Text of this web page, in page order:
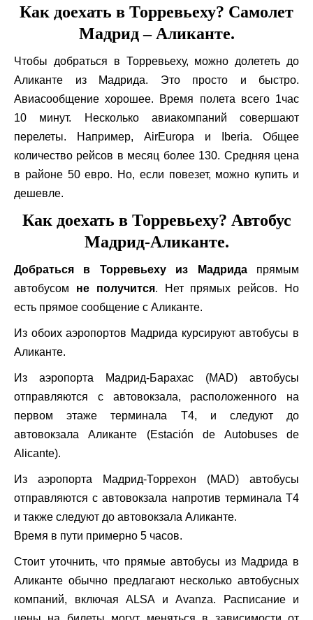
Как доехать в Торревьеху? Самолет
Мадрид – Аликанте.
Чтобы добраться в Торревьеху, можно долететь до
Аликанте из Мадрида. Это просто и быстро.
Авиасообщение хорошее. Время полета всего 1час
10 минут. Несколько авиакомпаний совершают
перелеты. Например, AirEuropa и Iberia. Общее
количество рейсов в месяц более 130. Средняя цена
в районе 50 евро. Но, если повезет, можно купить и
дешевле.
Как доехать в Торревьеху? Автобус
Мадрид-Аликанте.
Добраться в Торревьеху из Мадридапрямым
автобусом не получится. Нет прямых рейсов. Но
есть прямое сообщение с Аликанте.
Из обоих аэропортов Мадрида курсируют автобусы в
Аликанте.
Из аэропорта Мадрид-Барахас (MAD) автобусы
отправляются с автовокзала, расположенного на
первом этаже терминала Т4, и следуют до
автовокзала Аликанте (Estación de Autobuses de
Alicante).
Из аэропорта Мадрид-Торрехон (MAD) автобусы
отправляются с автовокзала напротив терминала Т4
и также следуют до автовокзала Аликанте.
Время в пути примерно 5 часов.
Стоит уточнить, что прямые автобусы из Мадрида в
Аликанте обычно предлагают несколько автобусных
компаний, включая ALSA и Avanza. Расписание и